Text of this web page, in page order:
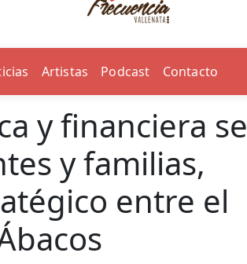
Artistas Podcast Contacto
y financiera se
y familias,
entre el